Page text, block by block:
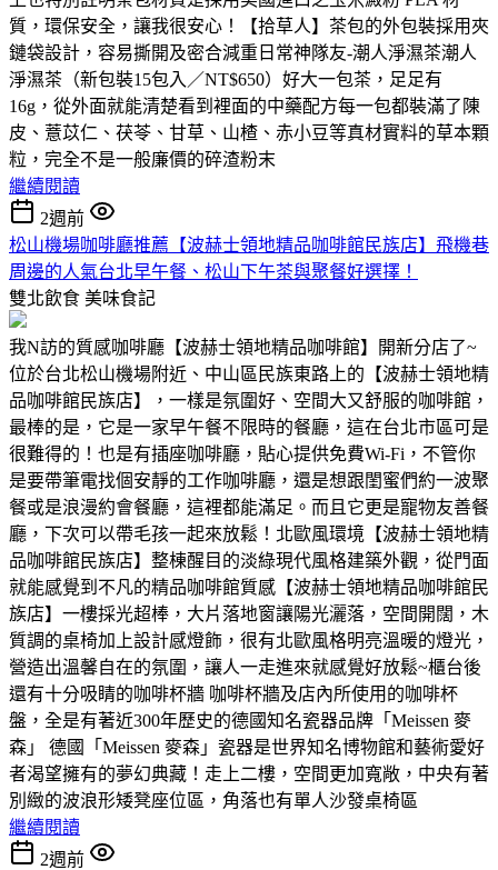
質，環保安全，讓我很安心！【拾草人】茶包的外包裝採用夾
鏈袋設計，容易撕開及密合減重日常神隊友-潮人淨濕茶潮人
淨濕茶（新包裝15包入／NT$650）好大一包茶，足足有
16g，從外面就能清楚看到裡面的中藥配方每一包都裝滿了陳
皮、薏苡仁、茯苓、甘草、山楂、赤小豆等真材實料的草本顆
粒，完全不是一般廉價的碎渣粉末
繼續閱讀
2週前
松山機場咖啡廳推薦【波赫士領地精品咖啡館民族店】飛機巷
周邊的人氣台北早午餐、松山下午茶與聚餐好選擇！
雙北飲食 美味食記
我N訪的質感咖啡廳【波赫士領地精品咖啡館】開新分店了~
位於台北松山機場附近、中山區民族東路上的【波赫士領地精
品咖啡館民族店】，一樣是氛圍好、空間大又舒服的咖啡館，
最棒的是，它是一家早午餐不限時的餐廳，這在台北市區可是
很難得的！也是有插座咖啡廳，貼心提供免費Wi-Fi，不管你
是要帶筆電找個安靜的工作咖啡廳，還是想跟閨蜜們約一波聚
餐或是浪漫約會餐廳，這裡都能滿足。而且它更是寵物友善餐
廳，下次可以帶毛孩一起來放鬆！北歐風環境【波赫士領地精
品咖啡館民族店】整棟醒目的淡綠現代風格建築外觀，從門面
就能感覺到不凡的精品咖啡館質感【波赫士領地精品咖啡館民
族店】一樓採光超棒，大片落地窗讓陽光灑落，空間開闊，木
質調的桌椅加上設計感燈飾，很有北歐風格明亮溫暖的燈光，
營造出溫馨自在的氛圍，讓人一走進來就感覺好放鬆~櫃台後
還有十分吸睛的咖啡杯牆 咖啡杯牆及店內所使用的咖啡杯
盤，全是有著近300年歷史的德國知名瓷器品牌「Meissen 麥
森」 德國「Meissen 麥森」瓷器是世界知名博物館和藝術愛好
者渴望擁有的夢幻典藏！走上二樓，空間更加寬敞，中央有著
別緻的波浪形矮凳座位區，角落也有單人沙發桌椅區
繼續閱讀
2週前